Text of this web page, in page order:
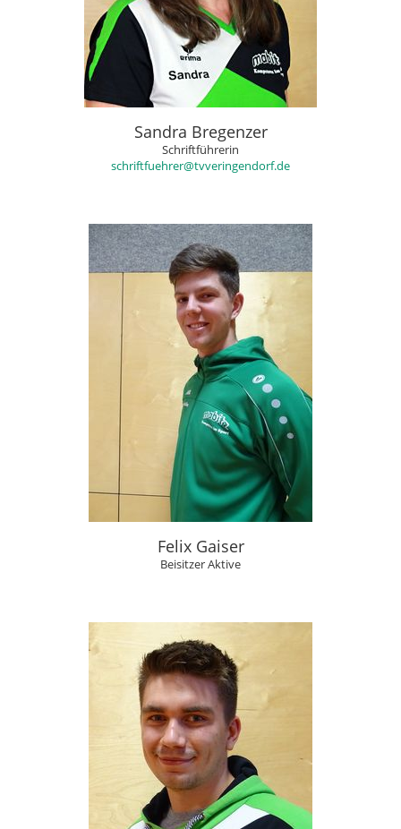
Sandra Bregenzer
Schriftführerin
schriftfuehrer@tvveringendorf.de
Felix Gaiser
Beisitzer Aktive